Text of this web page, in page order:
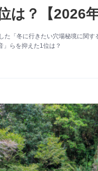
は？【2026年
「冬に行きたい穴場秘境に関
」らを抑えた1位は？